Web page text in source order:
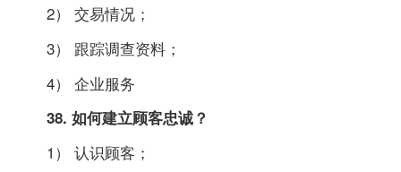
2） 交易情况；
3） 跟踪调查资料；
4） 企业服务
38. 如何建立顾客忠诚？
1） 认识顾客；